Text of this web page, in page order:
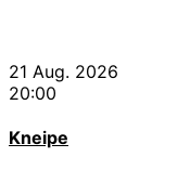
21 Aug. 2026
20:00
Kneipe